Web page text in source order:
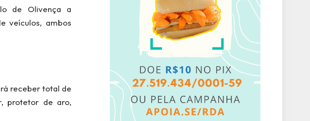
de Olivença a
veículos, ambos
receber total de
protetor de aro,